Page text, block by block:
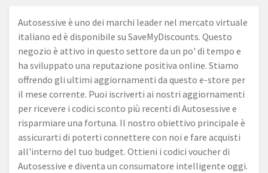
Autosessive è uno dei marchi leader nel mercato virtuale
italiano ed è disponibile su SaveMyDiscounts. Questo
negozio è attivo in questo settore da un po' di tempo e
ha sviluppato una reputazione positiva online. Stiamo
offrendo gli ultimi aggiornamenti da questo e-store per
il mese corrente. Puoi iscriverti ai nostri aggiornamenti
per ricevere i codici sconto più recenti di Autosessive e
risparmiare una fortuna. Il nostro obiettivo principale è
assicurarti di poterti connettere con noi e fare acquisti
all'interno del tuo budget. Ottieni i codici voucher di
Autosessive e diventa un consumatore intelligente oggi.